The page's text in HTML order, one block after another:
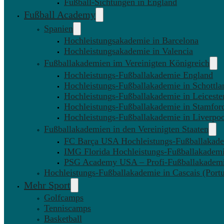
Fußball Academy
Spanien
Hochleistungsakademie in Barcelona
Hochleistungsakademie in Valencia
Fußballakademien im Vereinigten Königreich
Hochleistungs-Fußballakademie England
Hochleistungs-Fußballakademie in
Hochleistungs-Fußballakademie in
Hochleistungs-Fußballakademie in
Hochleistungs-Fußballakademie in
Fußballakademien in den Vereinigten Staaten
FC Barça USA Hochleistungs-
IMG Florida Hochleistungs-
PSG Academy USA – Profi-
Hochleistungs-Fußballakademie in Cascais
Mehr Sport
Golfcamps
Tenniscamps
Basketball